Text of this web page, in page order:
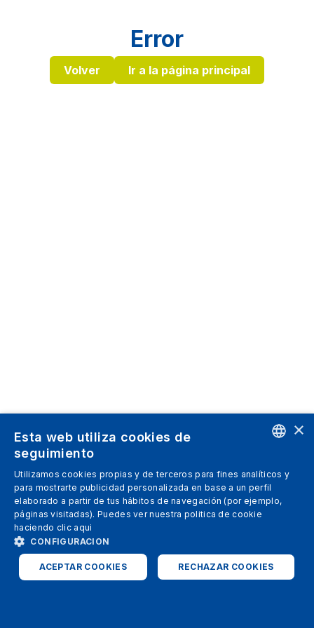
Error
Volver Ir a la página principal
SPANISH
ITALIAN
ENGLISH
×
Esta web utiliza cookies de
seguimiento
Utilizamos cookies propias y de terceros para fines analíticos y
para mostrarte publicidad personalizada en base a un perfil
elaborado a partir de tus hábitos de navegación (por ejemplo,
páginas visitadas). Puedes ver nuestra politica de cookie
haciendo clic aqui
CONFIGURACION
ACEPTAR COOKIES RECHAZAR COOKIES